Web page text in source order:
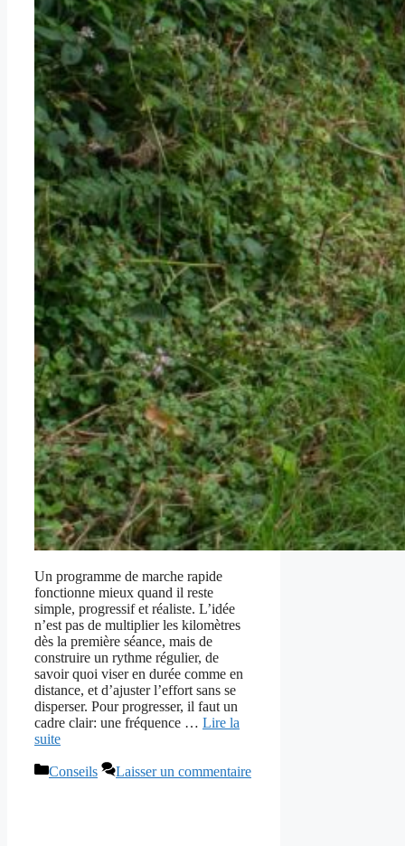
Un programme de marche rapide
fonctionne mieux quand il reste
simple, progressif et réaliste. L’idée
n’est pas de multiplier les kilomètres
dès la première séance, mais de
construire un rythme régulier, de
savoir quoi viser en durée comme en
distance, et d’ajuster l’effort sans se
disperser. Pour progresser, il faut un
cadre clair: une fréquence … Lire la
suite
Catégories
Conseils Laisser un commentaire